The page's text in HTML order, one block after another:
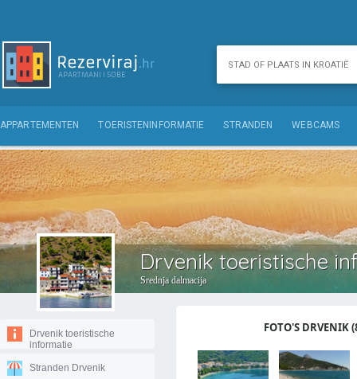
APPARTEMENTEN TOERISTENINFORMATIE STRANDEN WEBCAMS
Drvenik toeristische
Srednja dalmacija
Drvenik toeristische
informatie
Stranden Drvenik
FOTO'S DRVENIK